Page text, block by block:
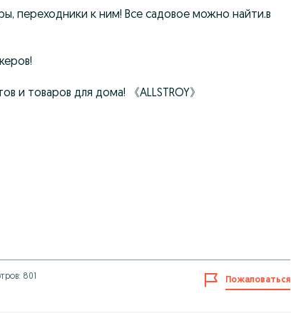
переходники к ним! Все садовое можно найти.в
и товаров для дома! 《ALLSTROY》
801 Пожаловаться